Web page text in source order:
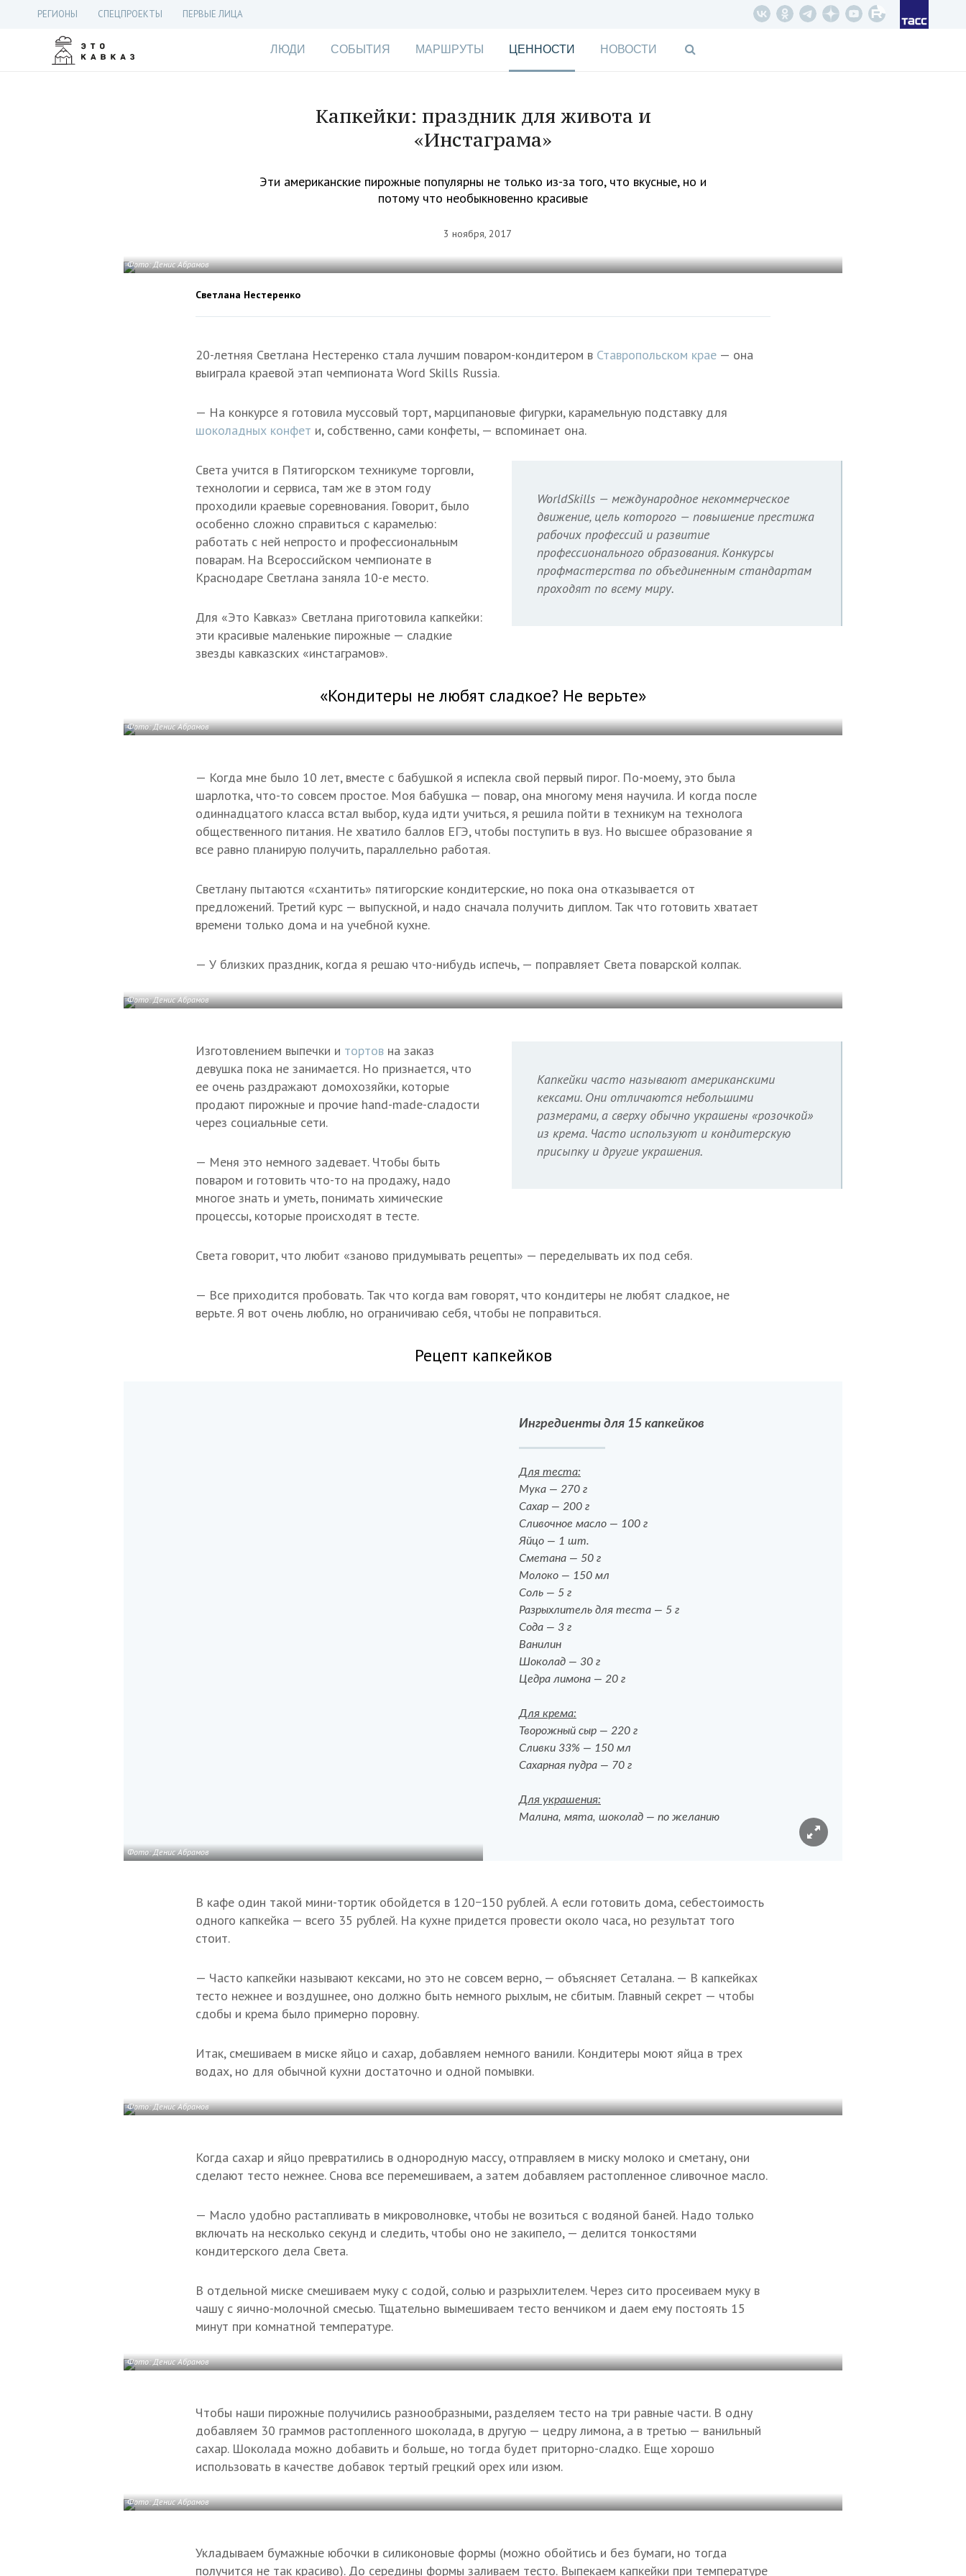
РЕГИОНЫ СПЕЦПРОЕКТЫ ПЕРВЫЕ ЛИЦА
ЛЮДИ СОБЫТИЯ МАРШРУТЫ ЦЕННОСТИ НОВОСТИ
Капкейки: праздник для живота и
«Инстаграма»
Эти американские пирожные популярны не только из-за того, что вкусные, но и
потому что необыкновенно красивые
3 ноября, 2017
Фото: Денис Абрамов
Светлана Нестеренко
20-летняя Светлана Нестеренко стала лучшим поваром-кондитером в Ставропольском крае — она
выиграла краевой этап чемпионата Word Skills Russia.
— На конкурсе я готовила муссовый торт, марципановые фигурки, карамельную подставку для
шоколадных конфет и, собственно, сами конфеты, — вспоминает она.
WorldSkills — международное некоммерческое
движение, цель которого — повышение престижа
рабочих профессий и развитие
профессионального образования. Конкурсы
профмастерства по объединенным стандартам
проходят по всему миру.
Света учится в Пятигорском техникуме торговли,
технологии и сервиса, там же в этом году
проходили краевые соревнования. Говорит, было
особенно сложно справиться с карамелью:
работать с ней непросто и профессиональным
поварам. На Всероссийском чемпионате в
Краснодаре Светлана заняла 10-е место.
Для «Это Кавказ» Светлана приготовила капкейки:
эти красивые маленькие пирожные — сладкие
звезды кавказских «инстаграмов».
«Кондитеры не любят сладкое? Не верьте»
Фото: Денис Абрамов
— Когда мне было 10 лет, вместе с бабушкой я испекла свой первый пирог. По-моему, это была
шарлотка, что-то совсем простое. Моя бабушка — повар, она многому меня научила. И когда после
одиннадцатого класса встал выбор, куда идти учиться, я решила пойти в техникум на технолога
общественного питания. Не хватило баллов ЕГЭ, чтобы поступить в вуз. Но высшее образование я
все равно планирую получить, параллельно работая.
Светлану пытаются «схантить» пятигорские кондитерские, но пока она отказывается от
предложений. Третий курс — выпускной, и надо сначала получить диплом. Так что готовить хватает
времени только дома и на учебной кухне.
— У близких праздник, когда я решаю что-нибудь испечь, — поправляет Света поварской колпак.
Фото: Денис Абрамов
Капкейки часто называют американскими
кексами. Они отличаются небольшими
размерами, а сверху обычно украшены «розочкой»
из крема. Часто используют и кондитерскую
присыпку и другие украшения.
Изготовлением выпечки и тортов на заказ
девушка пока не занимается. Но признается, что
ее очень раздражают домохозяйки, которые
продают пирожные и прочие hand-made-сладости
через социальные сети.
— Меня это немного задевает. Чтобы быть
поваром и готовить что-то на продажу, надо
многое знать и уметь, понимать химические
процессы, которые происходят в тесте.
Света говорит, что любит «заново придумывать рецепты» — переделывать их под себя.
— Все приходится пробовать. Так что когда вам говорят, что кондитеры не любят сладкое, не
верьте. Я вот очень люблю, но ограничиваю себя, чтобы не поправиться.
Рецепт капкейков
Фото: Денис Абрамов
Ингредиенты для 15 капкейков
Для теста:
Мука — 270 г
Сахар — 200 г
Сливочное масло — 100 г
Яйцо — 1 шт.
Сметана — 50 г
Молоко — 150 мл
Соль — 5 г
Разрыхлитель для теста — 5 г
Сода — 3 г
Ванилин
Шоколад — 30 г
Цедра лимона — 20 г
Для крема:
Творожный сыр — 220 г
Сливки 33% — 150 мл
Сахарная пудра — 70 г
Для украшения:
Малина, мята, шоколад — по желанию
В кафе один такой мини-тортик обойдется в 120−150 рублей. А если готовить дома, себестоимость
одного капкейка — всего 35 рублей. На кухне придется провести около часа, но результат того
стоит.
— Часто капкейки называют кексами, но это не совсем верно, — объясняет Сеталана. — В капкейках
тесто нежнее и воздушнее, оно должно быть немного рыхлым, не сбитым. Главный секрет — чтобы
сдобы и крема было примерно поровну.
Итак, смешиваем в миске яйцо и сахар, добавляем немного ванили. Кондитеры моют яйца в трех
водах, но для обычной кухни достаточно и одной помывки.
Фото: Денис Абрамов
Когда сахар и яйцо превратились в однородную массу, отправляем в миску молоко и сметану, они
сделают тесто нежнее. Снова все перемешиваем, а затем добавляем растопленное сливочное масло.
— Масло удобно растапливать в микроволновке, чтобы не возиться с водяной баней. Надо только
включать на несколько секунд и следить, чтобы оно не закипело, — делится тонкостями
кондитерского дела Света.
В отдельной миске смешиваем муку с содой, солью и разрыхлителем. Через сито просеиваем муку в
чашу с яично-молочной смесью. Тщательно вымешиваем тесто венчиком и даем ему постоять 15
минут при комнатной температуре.
Фото: Денис Абрамов
Чтобы наши пирожные получились разнообразными, разделяем тесто на три равные части. В одну
добавляем 30 граммов растопленного шоколада, в другую — цедру лимона, а в третью — ванильный
сахар. Шоколада можно добавить и больше, но тогда будет приторно-сладко. Еще хорошо
использовать в качестве добавок тертый грецкий орех или изюм.
Фото: Денис Абрамов
Укладываем бумажные юбочки в силиконовые формы (можно обойтись и без бумаги, но тогда
получится не так красиво). До середины формы заливаем тесто. Выпекаем капкейки при температуре